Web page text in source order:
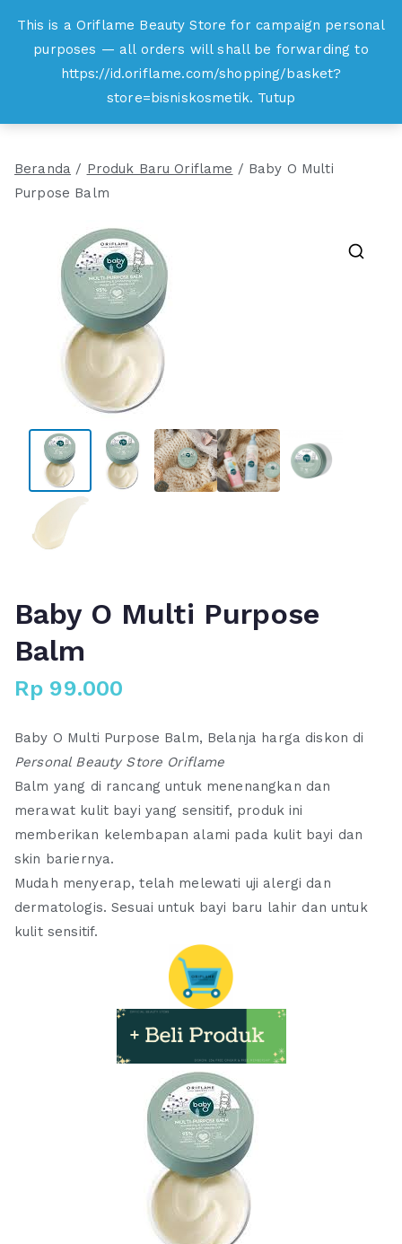
This is a Oriflame Beauty Store for campaign personal
purposes — all orders will shall be forwarding to
https://id.oriflame.com/shopping/basket?
store=bisniskosmetik. Tutup
konten
Oriflame
Belanja Online dan Peluang Usaha Produk
Kecantikan
Beranda / Produk Baru Oriflame / Baby O Multi
Purpose Balm
Baby O Multi Purpose
Balm
Rp 99.000
Baby O Multi Purpose Balm, Belanja harga diskon di
Personal Beauty Store Oriflame
Balm yang di rancang untuk menenangkan dan
merawat kulit bayi yang sensitif, produk ini
memberikan kelembapan alami pada kulit bayi dan
skin bariernya.
Mudah menyerap, telah melewati uji alergi dan
dermatologis. Sesuai untuk bayi baru lahir dan untuk
kulit sensitif.